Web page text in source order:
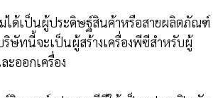
ได้เป็นผู้ประดิษฐ์สินค้าหรือสายผลิตภัณฑ์
ริษัทนี้จะเป็นผู้สร้างเครื่องพีซีสำหรับผู้
ะออกเครื่อง